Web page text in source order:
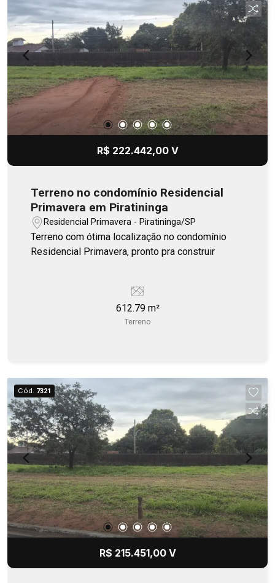
R$ 222.442,00 V
Terreno no condomínio Residencial
Primavera em Piratininga
Residencial Primavera - Piratininga/SP
Terreno com ótima localização no condomínio
Residencial Primavera, pronto pra construir
612.79 m²
Terreno
Cód. 7321
R$ 215.451,00 V